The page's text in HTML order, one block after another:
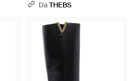
DaTHEBS